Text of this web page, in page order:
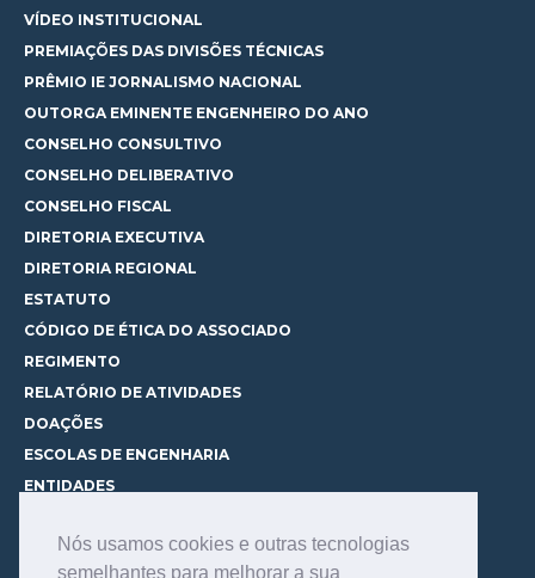
Nós usamos cookies e outras tecnologias
semelhantes para melhorar a sua
VÍDEO INSTITUCIONAL
PREMIAÇÕES DAS DIVISÕES TÉCNICAS
PRÊMIO IE JORNALISMO NACIONAL
OUTORGA EMINENTE ENGENHEIRO DO ANO
CONSELHO CONSULTIVO
CONSELHO DELIBERATIVO
CONSELHO FISCAL
DIRETORIA EXECUTIVA
DIRETORIA REGIONAL
ESTATUTO
CÓDIGO DE ÉTICA DO ASSOCIADO
REGIMENTO
RELATÓRIO DE ATIVIDADES
DOAÇÕES
ESCOLAS DE ENGENHARIA
ENTIDADES
CURSOS